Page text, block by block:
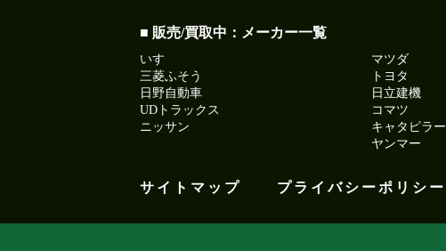
■ 販売/買取中：メーカー一覧
いすゞ
三菱ふそう
日野自動車
UDトラックス
ニッサン
マツダ
トヨタ
日立建機
コマツ
キャタピラー
ヤンマー
サイトマップ プライバシーポリシー